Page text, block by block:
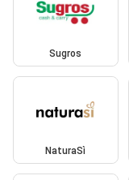
Sugros
NaturaSì